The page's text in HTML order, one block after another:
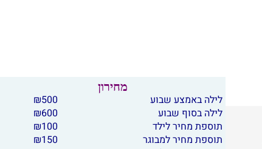
מחירון
לילה באמצע שבוע 500
₪
לילה בסוף שבוע
600
₪
תוספת מחיר לילד
100
₪
תוספת מחיר למבוגר
150
₪